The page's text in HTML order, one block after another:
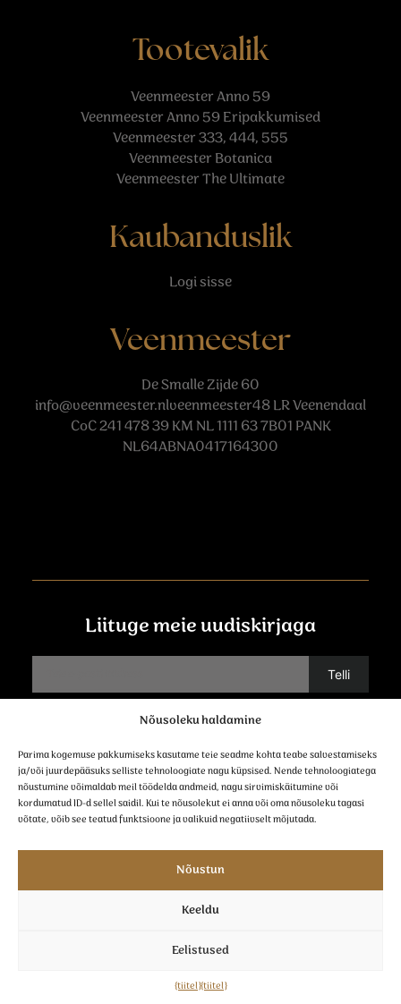
Nõusoleku haldamine
Parima kogemuse pakkumiseks kasutame teie seadme kohta teabe salvestamiseks
ja/või juurdepääsuks selliste tehnoloogiate nagu küpsised. Nende tehnoloogiatega
nõustumine võimaldab meil töödelda andmeid, nagu sirvimiskäitumine või
kordumatud ID-d sellel saidil. Kui te nõusolekut ei anna või oma nõusoleku tagasi
võtate, võib see teatud funktsioone ja valikuid negatiivselt mõjutada.
Nõustun
Keeldu
Eelistused
{tiitel}{tiitel}
Tootevalik
Veenmeester Anno 59
Veenmeester Anno 59 Eripakkumised
Veenmeester 333, 444, 555
Veenmeester Botanica
Veenmeester The Ultimate
Kaubanduslik
Logi sisse
Veenmeester
De Smalle Zijde 60
info@veenmeester.nlveenmeester48LR Veenendaal
CoC 241 478 39 KM NL 1111 63 7B01 PANK
NL64ABNA0417164300
Liituge meie uudiskirjaga
järgne meile
^
Küpsiste kasutamise põhimõtted